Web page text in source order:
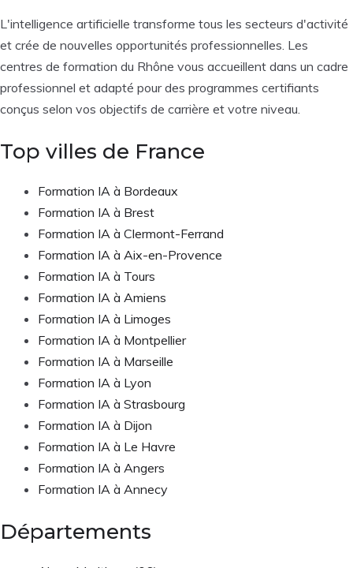
L'intelligence artificielle transforme tous les secteurs d'activité
et crée de nouvelles opportunités professionnelles. Les
centres de formation du Rhône vous accueillent dans un cadre
professionnel et adapté pour des programmes certifiants
conçus selon vos objectifs de carrière et votre niveau.
Top villes de France
Formation IA à Bordeaux
Formation IA à Brest
Formation IA à Clermont-Ferrand
Formation IA à Aix-en-Provence
Formation IA à Tours
Formation IA à Amiens
Formation IA à Limoges
Formation IA à Montpellier
Formation IA à Marseille
Formation IA à Lyon
Formation IA à Strasbourg
Formation IA à Dijon
Formation IA à Le Havre
Formation IA à Angers
Formation IA à Annecy
Départements